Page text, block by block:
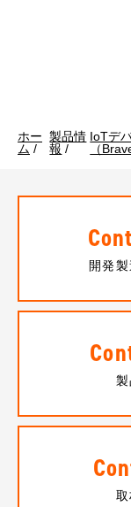
ホー
ム /
製品情
報 /
IoTデ
（
開発